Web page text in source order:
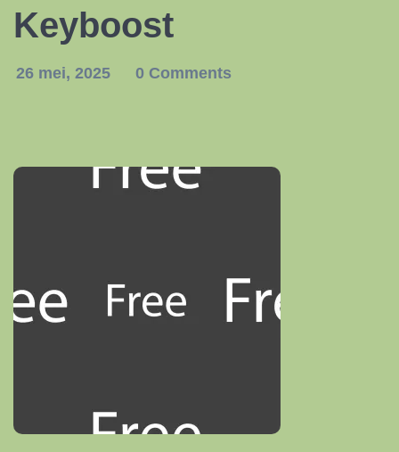
Keyboost
26 mei, 2025 0 Comments